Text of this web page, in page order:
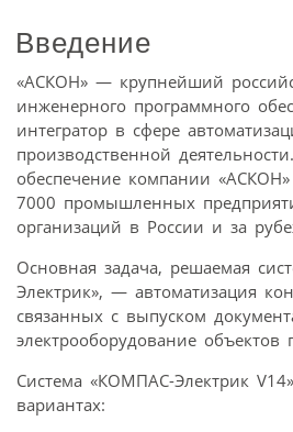
Введение
«АСКОН» — крупнейший
инженерного программного
интегратор в сфере
производственной
обеспечение компании
7000 промышленных
организаций в России и за
Основная задача, решаемая
Электрик», — автоматизация
связанных с выпуском
электрооборудование объектов
Система «КОМПАС-Электрик
вариантах: